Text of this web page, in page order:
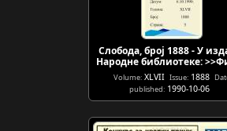
Слобода, број 1888 - У
Народне библиотеке:
Volume: XLVII Issue: 1888
published: 1990-10-06